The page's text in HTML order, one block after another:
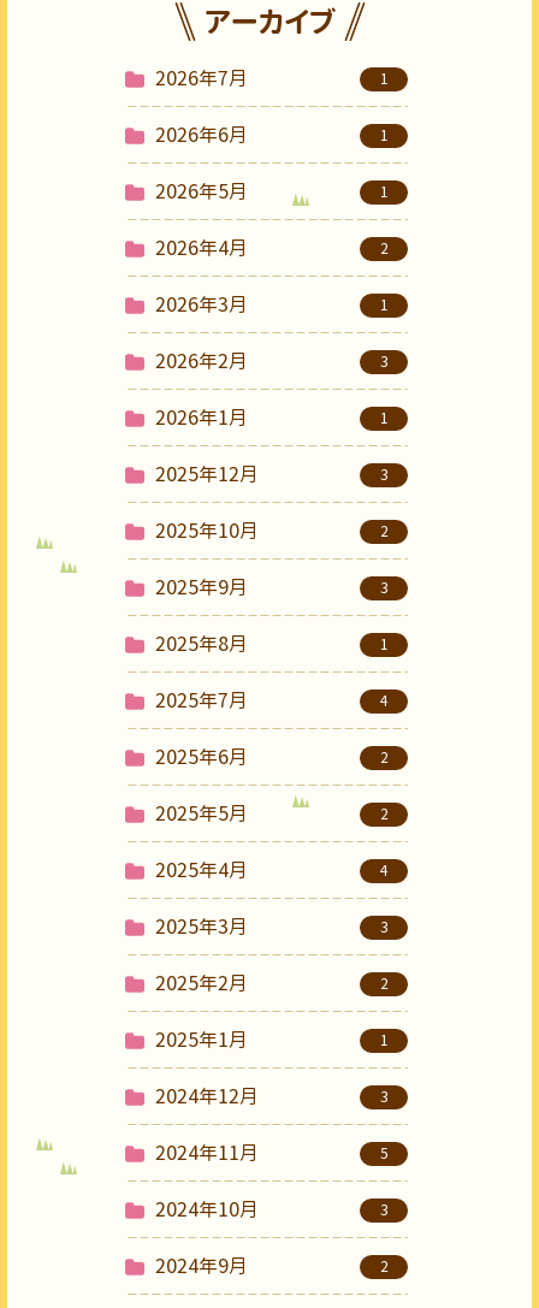
アーカイブ
2026年7月 1
2026年6月 1
2026年5月 1
2026年4月 2
2026年3月 1
2026年2月 3
2026年1月 1
2025年12月 3
2025年10月 2
2025年9月 3
2025年8月 1
2025年7月 4
2025年6月 2
2025年5月 2
2025年4月 4
2025年3月 3
2025年2月 2
2025年1月 1
2024年12月 3
2024年11月 5
2024年10月 3
2024年9月 2